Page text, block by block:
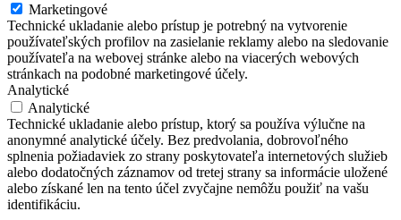
Marketingové
Technické ukladanie alebo prístup je potrebný na vytvorenie
používateľských profilov na zasielanie reklamy alebo na sledovanie
používateľa na webovej stránke alebo na viacerých webových
stránkach na podobné marketingové účely.
Analytické
Analytické
Technické ukladanie alebo prístup, ktorý sa používa výlučne na
anonymné analytické účely. Bez predvolania, dobrovoľného
splnenia požiadaviek zo strany poskytovateľa internetových služieb
alebo dodatočných záznamov od tretej strany sa informácie uložené
alebo získané len na tento účel zvyčajne nemôžu použiť na vašu
identifikáciu.